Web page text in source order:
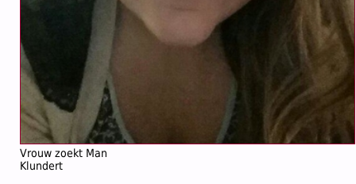
Vrouw zoekt Man
Klundert